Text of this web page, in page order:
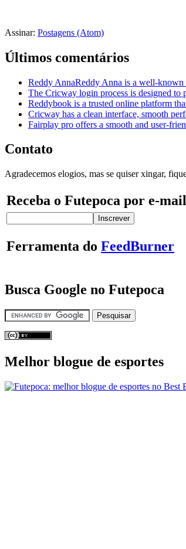
Assinar: Postagens (Atom)
Últimos comentários
Reddy AnnaReddy Anna is a well-known
The Cricway login process is designed to
Reddybook is a trusted online platform
Cricway has a clean interface, smooth
Fairplay pro offers a smooth and user-
Contato
Agradecemos elogios, mas se quiser xingar,
Receba o Futepoca por e-
Ferramenta do FeedBurner
Busca Google no Futepoca
Melhor blogue de esportes